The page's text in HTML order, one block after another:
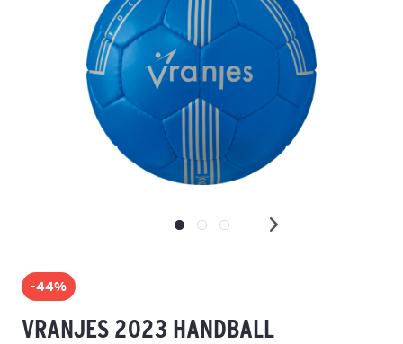
-44%
VRANJES 2023 HANDBALL